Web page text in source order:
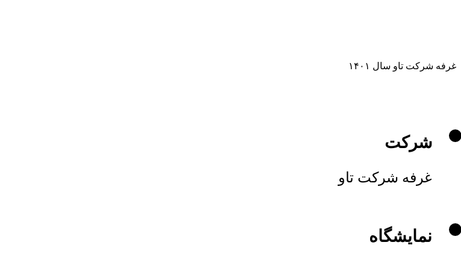
غرفه شرکت تاو سال ۱۴۰۱
شرکت
غرفه شرکت تاو
نمایشگاه